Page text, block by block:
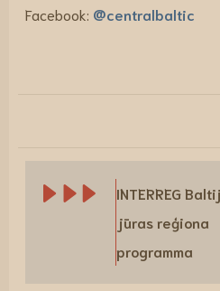
Facebook: @centralbaltic
INTERREG
jūras reģiona
programma